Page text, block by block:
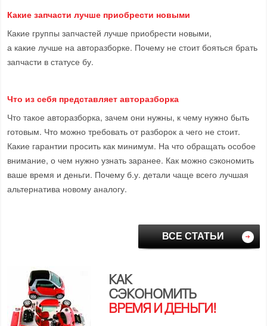
Какие запчасти лучше приобрести новыми
Какие группы запчастей лучше приобрести новыми,
а какие лучше на авторазборке. Почему не стоит бояться брать
запчасти в статусе бу.
Что из себя представляет авторазборка
Что такое авторазборка, зачем они нужны, к чему нужно быть
готовым. Что можно требовать от разборок а чего не стоит.
Какие гарантии просить как минимум. На что обращать особое
внимание, о чем нужно узнать заранее. Как можно сэкономить
ваше время и деньги. Почему б.у. детали чаще всего лучшая
альтернатива новому аналогу.
ВСЕ СТАТЬИ
КАК
СЭКОНОМИТЬ
ВРЕМЯ И ДЕНЬГИ!